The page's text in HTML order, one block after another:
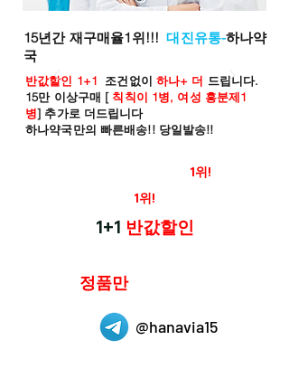
15년간 재구매율1위!!!대진유통-하나약
국
반값할인 1+1 조건없이 하나+ 더 드립니다.
15만 이상구매 [ 칙칙이 1병, 여성 흥분제1
병] 추가로 더드립니다
하나약국만의 빠른배송!! 당일발송!!
1위!
1위!
1+1 반값할인
정품만
@hanavia15